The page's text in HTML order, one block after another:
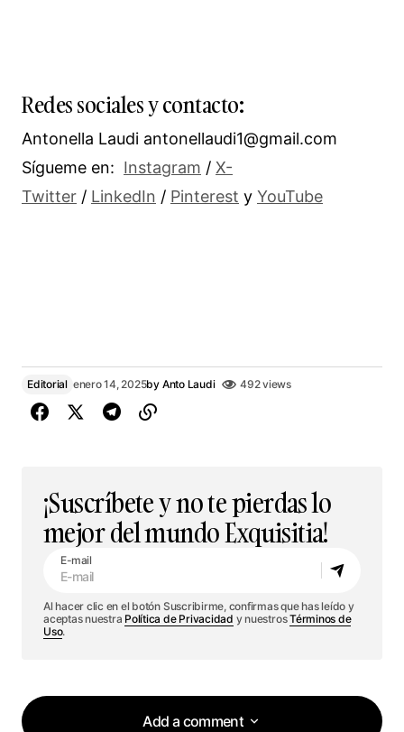
Redes sociales y contacto:
Antonella Laudi antonellaudi1@gmail.com
Sígueme en: Instagram / X-
Twitter / LinkedIn / Pinterest y YouTube
Editorial enero 14, 2025by Anto Laudi 492 views
¡Suscríbete y no te pierdas lo
mejor del mundo Exquisitia!
E-mail
Al hacer clic en el botón Suscribirme, confirmas que has leído y
aceptas nuestra Política de Privacidad y nuestrosTérminos de
Uso.
Add a comment